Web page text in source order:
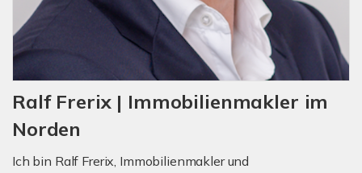
Ralf Frerix | Immobilienmakler im
Norden
Ich bin Ralf Frerix, Immobilienmakler und